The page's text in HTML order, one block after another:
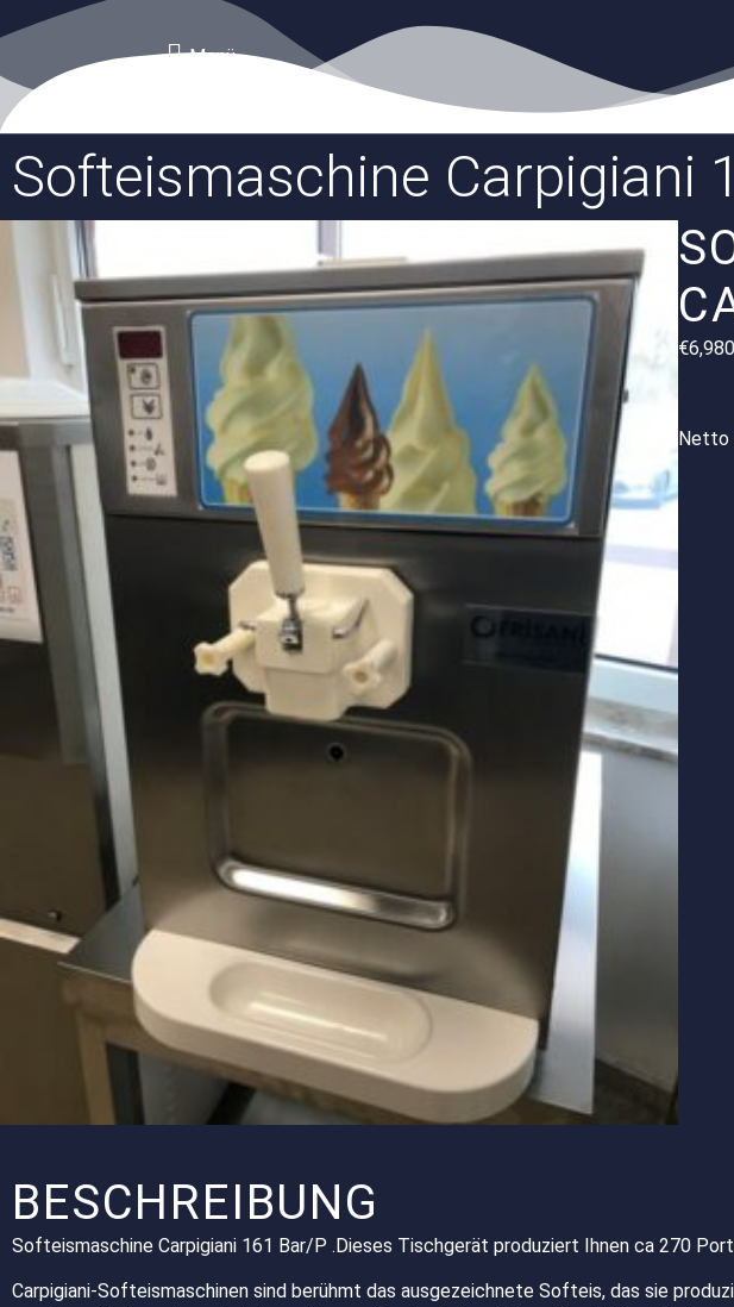
Menü
Softeismaschine Carpigiani
€
Netto
BESCHREIBUNG
Softeismaschine Carpigiani 161 Bar/P .Dieses Tischgerät produziert Ihnen ca 270
Carpigiani-Softeismaschinen sind berühmt das ausgezeichnete Softeis, das sie